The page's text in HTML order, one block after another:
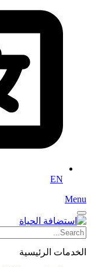
EN
Menu
الخدمات الرئيسية